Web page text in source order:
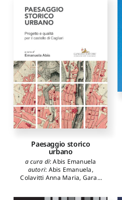
Paesaggio storico
urbano
a cura di:Abis Emanuela
autori: Abis Emanuela,
Colavitti Anna Maria, Garau